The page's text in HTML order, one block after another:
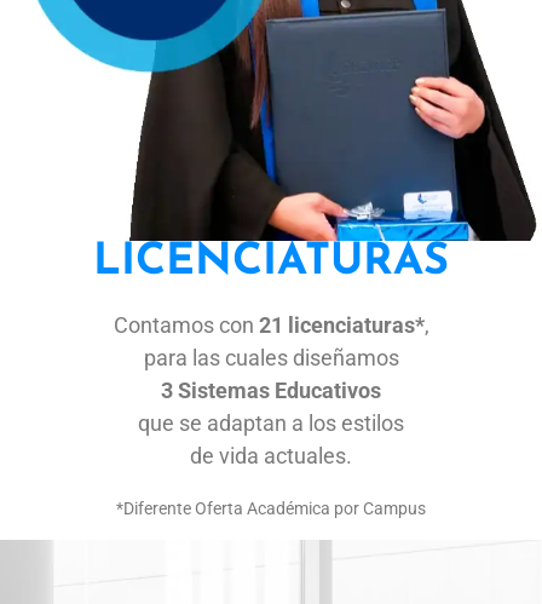
LICENCIATURAS
Contamos con 21 licenciaturas*,
para las cuales diseñamos
3 Sistemas Educativos
que se adaptan a los estilos
de vida actuales.
*Diferente Oferta Académica por Campus